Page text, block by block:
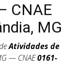
CNAE
MG
Atividades de
— CNAE0161-